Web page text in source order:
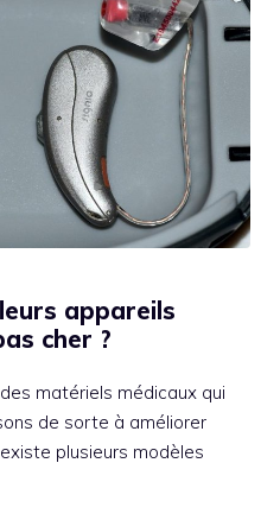
appareils
cher ?
matériels médicaux qui
de sorte à améliorer
existe plusieurs modèles